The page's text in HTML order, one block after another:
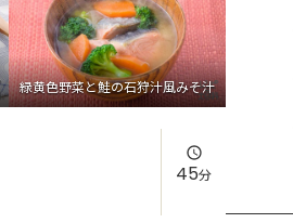
緑黄色野菜と鮭の石狩汁風みそ汁
45分